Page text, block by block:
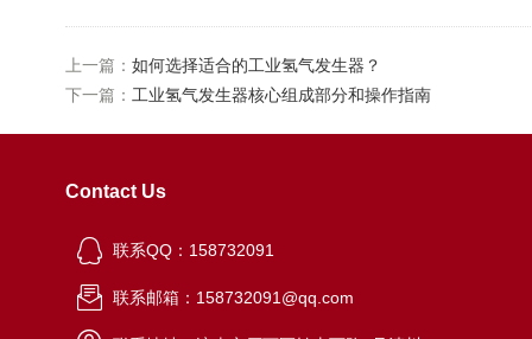
上一篇： 如何选择适合的工业氢气发生器？
下一篇： 工业氢气发生器核心组成部分和操作指南
Contact Us
联系QQ：158732091
联系邮箱：158732091@qq.com